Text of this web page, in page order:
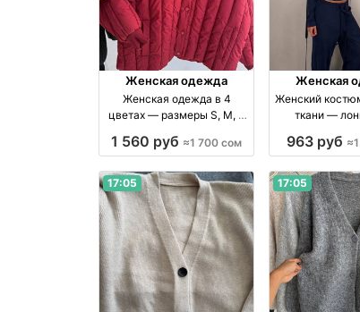
Женская одежда
Женская одежда в 4
цветах — размеры S, M, L
бренд Made in Kyrgyzstan
1 560 руб ≈1 700 сом
Женская
Женский
ткани —
963 руб
17:05 17:05